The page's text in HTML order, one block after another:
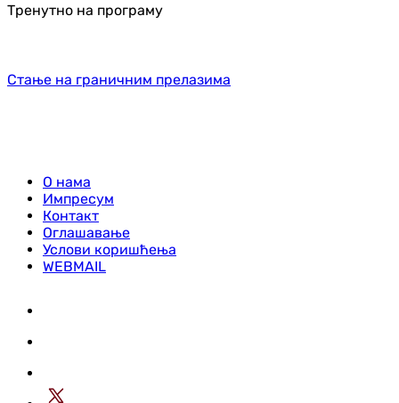
Тренутно на програму
Стање на граничним прелазима
О нама
Импресум
Контакт
Оглашавање
Услови коришћења
WEBMAIL